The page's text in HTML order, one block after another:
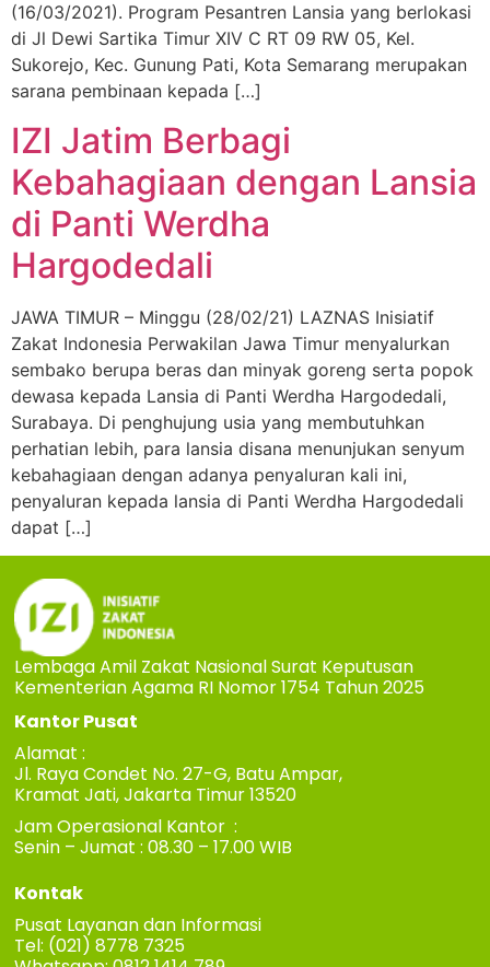
(16/03/2021). Program Pesantren Lansia yang berlokasi
di Jl Dewi Sartika Timur XIV C RT 09 RW 05, Kel.
Sukorejo, Kec. Gunung Pati, Kota Semarang merupakan
sarana pembinaan kepada […]
IZI Jatim Berbagi
Kebahagiaan dengan Lansia
di Panti Werdha
Hargodedali
JAWA TIMUR – Minggu (28/02/21) LAZNAS Inisiatif
Zakat Indonesia Perwakilan Jawa Timur menyalurkan
sembako berupa beras dan minyak goreng serta popok
dewasa kepada Lansia di Panti Werdha Hargodedali,
Surabaya. Di penghujung usia yang membutuhkan
perhatian lebih, para lansia disana menunjukan senyum
kebahagiaan dengan adanya penyaluran kali ini,
penyaluran kepada lansia di Panti Werdha Hargodedali
dapat […]
Lembaga Amil Zakat Nasional Surat Keputusan
Kementerian Agama RI Nomor 1754 Tahun 2025
Kantor Pusat
Alamat :
Jl. Raya Condet No. 27-G, Batu Ampar,
Kramat Jati, Jakarta Timur 13520
Jam Operasional Kantor :
Senin – Jumat : 08.30 – 17.00 WIB
Kontak
Pusat Layanan dan Informasi
Tel: (021) 8778 7325